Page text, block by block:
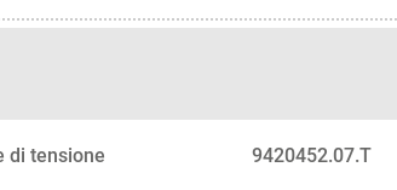
di tensione 9420452.07.T